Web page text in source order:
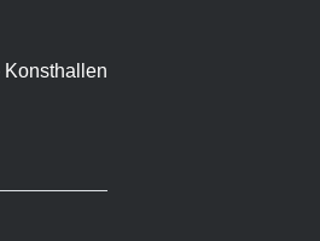
Konsthallen